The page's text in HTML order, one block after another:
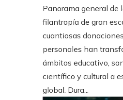
Panorama general de
filantropía de gran
cuantiosas donaciones
personales han
ámbitos educativo,
científico y cultural a
global. Dura...